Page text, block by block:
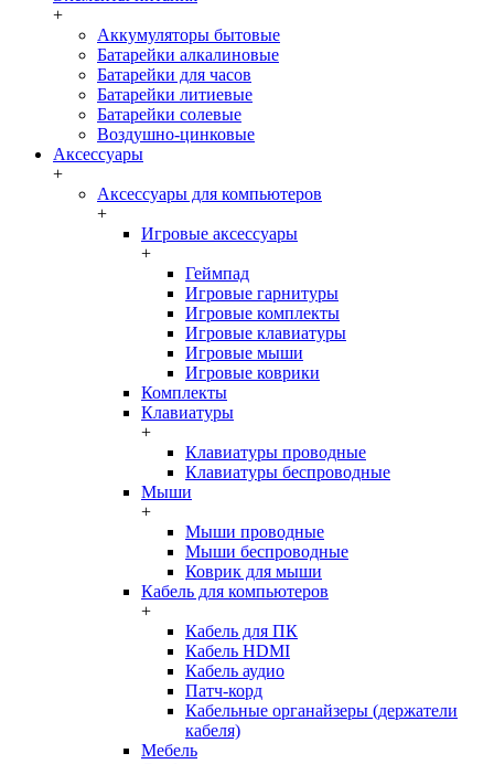
+
Аккумуляторы бытовые
Батарейки алкалиновые
Батарейки для часов
Батарейки литиевые
Батарейки солевые
Воздушно-цинковые
Аксессуары
+
Аксессуары для компьютеров
+
Игровые аксессуары
+
Геймпад
Игровые гарнитуры
Игровые комплекты
Игровые клавиатуры
Игровые мыши
Игровые коврики
Комплекты
Клавиатуры
+
Клавиатуры проводные
Клавиатуры беспроводные
Мыши
+
Мыши проводные
Мыши беспроводные
Коврик для мыши
Кабель для компьютеров
+
Кабель для ПК
Кабель HDMI
Кабель аудио
Патч-корд
Кабельные органайзеры (держатели
кабеля)
Мебель